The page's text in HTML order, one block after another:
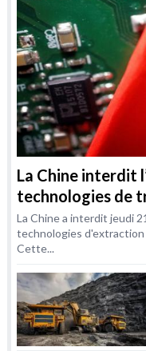
La Chine interdit
technologies de
La Chine a interdit jeudi
technologies
Cette...